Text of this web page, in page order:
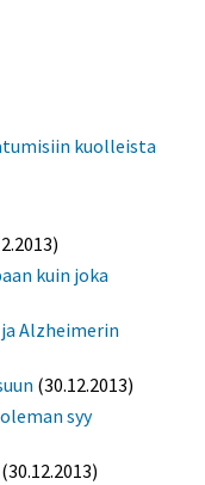
kuolleista
kuin joka
Alzheimerin
(30.12.2013)
syy
(30.12.2013)